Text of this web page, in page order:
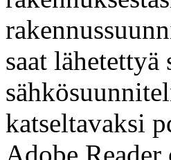
saat
katseltavaksi
Adobe